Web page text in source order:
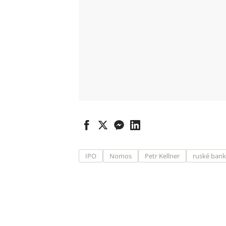
IPO Nomos Petr Kellner ruské